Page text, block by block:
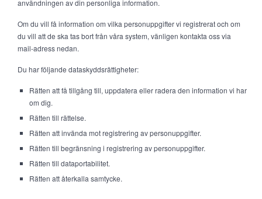
användningen av din personliga information.
Om du vill få information om vilka personuppgifter vi registrerat och om
du vill att de ska tas bort från våra system, vänligen kontakta oss via
mail-adress nedan.
Du har följande dataskyddsrättigheter:
Rätten att få tillgång till, uppdatera eller radera den information vi har
om dig.
Rätten till rättelse.
Rätten att invända mot registrering av personuppgifter.
Rätten till begränsning i registrering av personuppgifter.
Rätten till dataportabilitet.
Rätten att återkalla samtycke.